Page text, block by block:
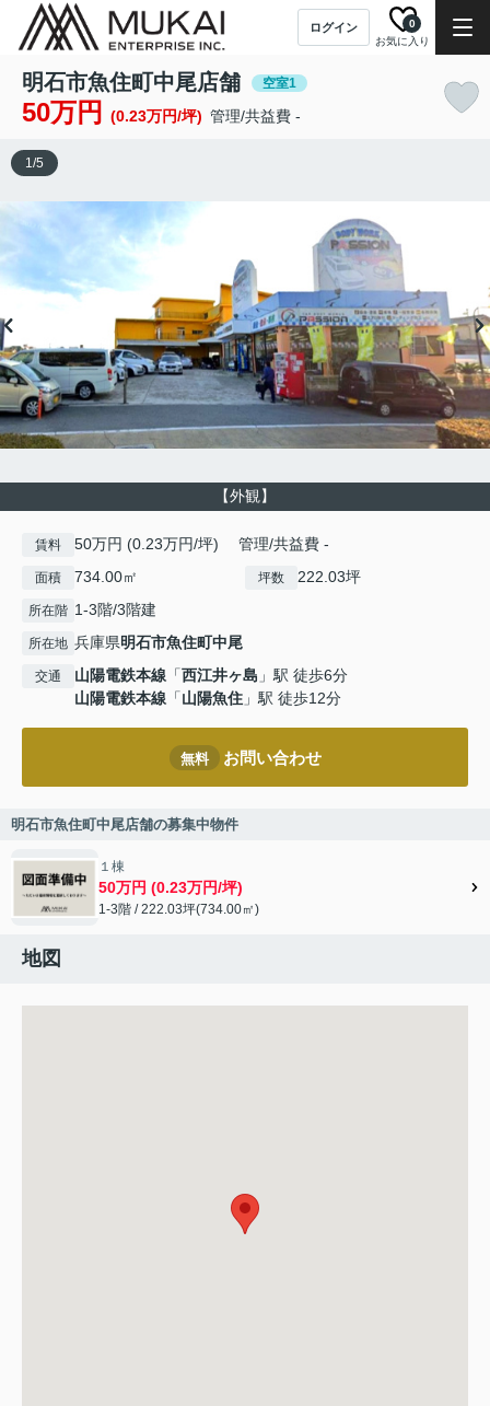
ログイン
お気に入り
0
明石市魚住町中尾店舗 空室1
50万円 (0.23万円/坪) 管理/共益費 -
【外観】
1/5
賃料 50万円 (0.23万円/坪) 管理/共益費 -
面積 734.00㎡ 坪数 222.03坪
所在階 1-3階/3階建
所在地 兵庫県明石市魚住町中尾
交通 山陽電鉄本線 「西江井ヶ島 」駅 徒歩6分
山陽電鉄本線 「山陽魚住 」駅 徒歩12分
無料 お問い合わせ
明石市魚住町中尾店舗の募集中物件
１棟
50万円 (0.23万円/坪)
1-3階 / 222.03坪(734.00㎡)
地図